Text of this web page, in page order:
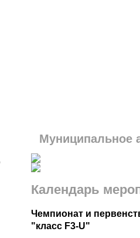
Муниципальное
Календарь
Чемпионат и
"класс F3-U"